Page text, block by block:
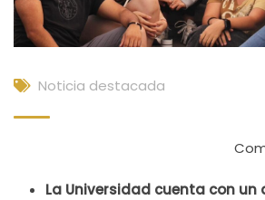
Noticia destacada
La Universidad cuenta con